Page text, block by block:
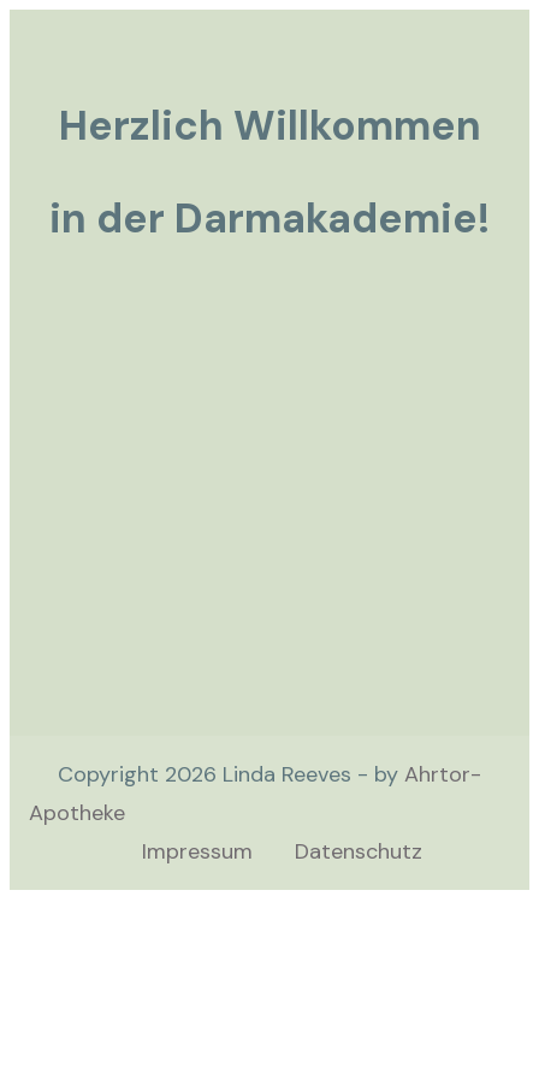
Herzlich Willkommen
in der Darmakademie!
Copyright 2026 Linda Reeves - by Ahrtor-
Apotheke
Impressum
Datenschutz